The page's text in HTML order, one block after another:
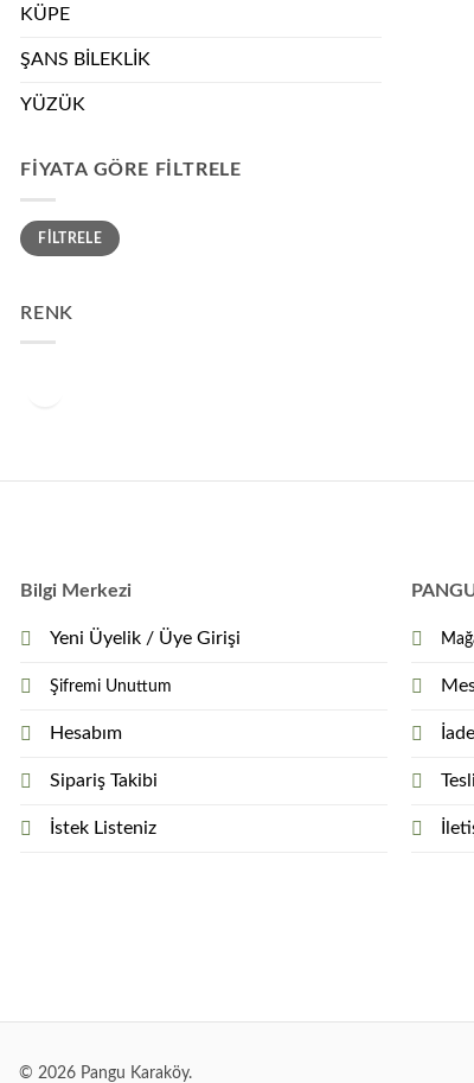
KÜPE
ŞANS BİLEKLİK
YÜZÜK
FIYATA GÖRE FILTRELE
En
düşük
fiyat
En
yüksek
fiyat
FILTRELE
RENK
Bilgi Merkezi
Yeni Üyelik / Üye Girişi
Şifremi Unuttum
Hesabım
Sipariş Takibi
İstek Listeniz
© 2026 Pangu Karaköy.